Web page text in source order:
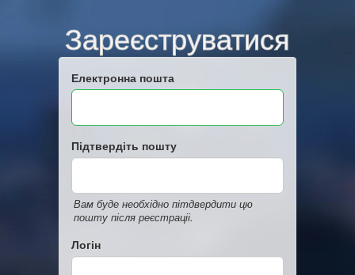
Зареєструватися
Електронна пошта
Підтвердіть пошту
Вам буде необхідно пітдвердити цю
пошту після реєстраціі.
Логін